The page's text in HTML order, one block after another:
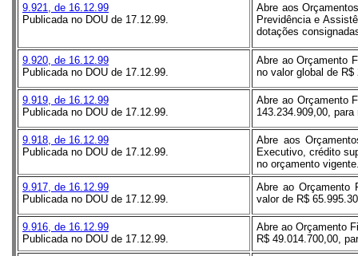
9.921, de 16.12.99
Publicada no DOU de 17.12.99.
Abre aos
Previdência e
dotações
9.920, de 16.12.99
Publicada no DOU de 17.12.99.
Abre ao Orçamento
no valor global de
9.919, de 16.12.99
Publicada no DOU de 17.12.99.
Abre ao Orçamento
143.234.909,00,
9.918, de 16.12.99
Publicada no DOU de 17.12.99.
Abre aos
Executivo, crédito
no orçamento
9.917, de 16.12.99
Publicada no DOU de 17.12.99.
Abre ao Orçamento
valor de R$
9.916, de 16.12.99
Publicada no DOU de 17.12.99.
Abre ao Orçamento
R$ 49.014.700,00,